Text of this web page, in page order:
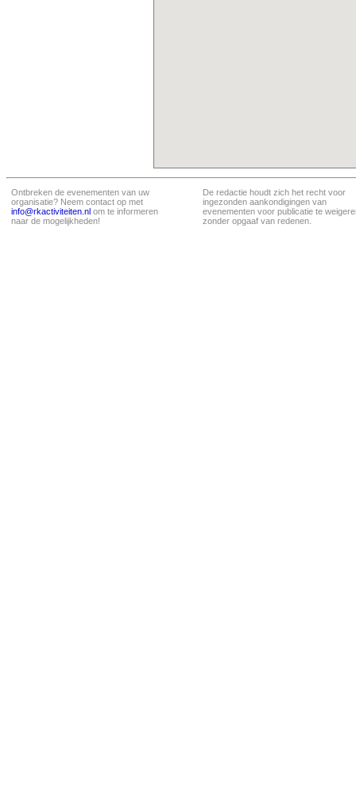
Ontbreken de evenementen van uw
organisatie? Neem contact op met
info@rkactiviteiten.nl om te informeren
naar de mogelijkheden!
De redactie houdt zich het recht voor
ingezonden aankondigingen van
evenementen voor publicatie te
zonder opgaaf van redenen.